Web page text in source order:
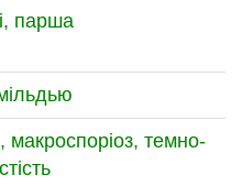
парша
макроспоріоз, темно-